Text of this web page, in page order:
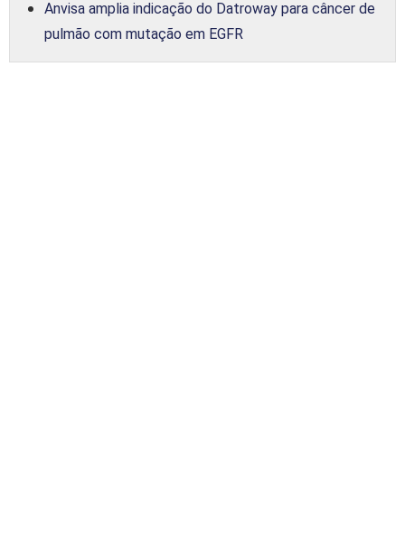
Anvisa amplia indicação do Datroway para câncer de
pulmão com mutação em EGFR